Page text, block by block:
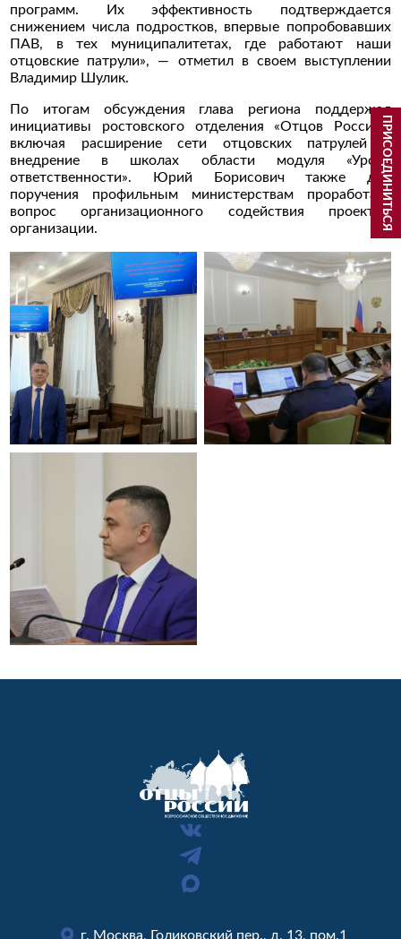
программ. Их эффективность подтверждается
снижением числа подростков, впервые попробовавших
ПАВ, в тех муниципалитетах, где работают наши
отцовские патрули», — отметил в своем выступлении
Владимир Шулик.
По итогам обсуждения глава региона поддержал
инициативы ростовского отделения «Отцов России»,
включая расширение сети отцовских патрулей и
внедрение в школах области модуля «Уроки
ответственности». Юрий Борисович также дал
поручения профильным министерствам проработать
вопрос организационного содействия проектам
организации.
г. Москва, Голиковский пер., д. 13, пом.1
ПРИСОЕДИНИТЬСЯ